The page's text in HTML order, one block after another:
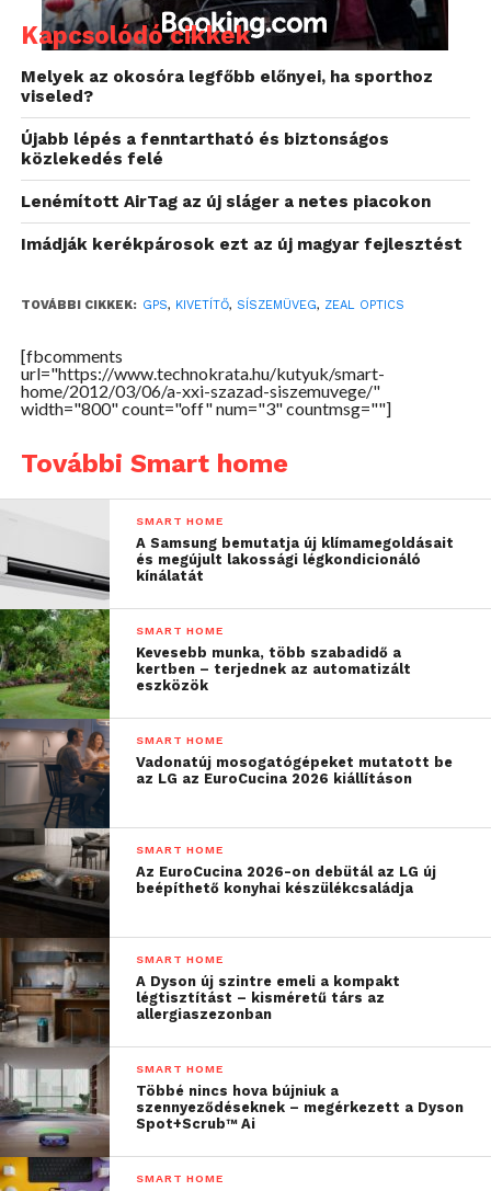
hiányzik a jövő téli lesiklásához.
Kapcsolódó cikkek
Melyek az okosóra legfőbb előnyei, ha sporthoz
viseled?
Újabb lépés a fenntartható és biztonságos
közlekedés felé
Lenémított AirTag az új sláger a netes piacokon
Imádják kerékpárosok ezt az új magyar fejlesztést
TOVÁBBI CIKKEK: GPS, KIVETÍTŐ, SÍSZEMÜVEG, ZEAL OPTICS
[fbcomments
url="https://www.technokrata.hu/kutyuk/smart-
home/2012/03/06/a-xxi-szazad-siszemuvege/"
width="800" count="off" num="3" countmsg=""]
További Smart home
SMART HOME
A Samsung bemutatja új klímamegoldásait
és megújult lakossági légkondicionáló
kínálatát
SMART HOME
Kevesebb munka, több szabadidő a
kertben – terjednek az automatizált
eszközök
SMART HOME
Vadonatúj mosogatógépeket mutatott be
az LG az EuroCucina 2026 kiállításon
SMART HOME
Az EuroCucina 2026-on debütál az LG új
beépíthető konyhai készülékcsaládja
SMART HOME
A Dyson új szintre emeli a kompakt
légtisztítást – kisméretű társ az
allergiaszezonban
SMART HOME
Többé nincs hova bújniuk a
szennyeződéseknek – megérkezett a Dyson
Spot+Scrub™ Ai
SMART HOME